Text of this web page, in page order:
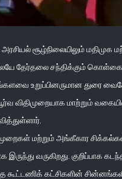
சூழ்நிலையிலும் மதிமுக
தேர்தலை சந்திக்கும் கொள்கை
உறுப்பினருமான துரை
விதிமுறையாக மாற்றும்
மற்றும் அங்கீகார
வருகிறது. குறிப்பாக
கூட்டணிக் கட்சிகளின்